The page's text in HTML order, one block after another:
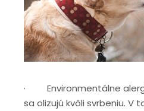
· Environmentálne
sa olizujú kvôli svrbeniu. V